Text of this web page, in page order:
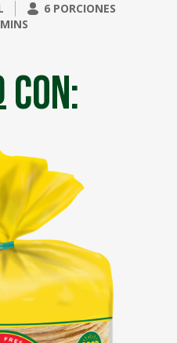
6 PORCIONES
con: